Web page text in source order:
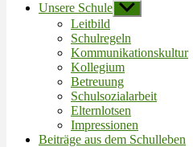
Unsere Schule Untermenü
anzeigen
Leitbild
Schulregeln
Kommunikationskultur
Kollegium
Betreuung
Schulsozialarbeit
Elternlotsen
Impressionen
Beiträge aus dem Schulleben